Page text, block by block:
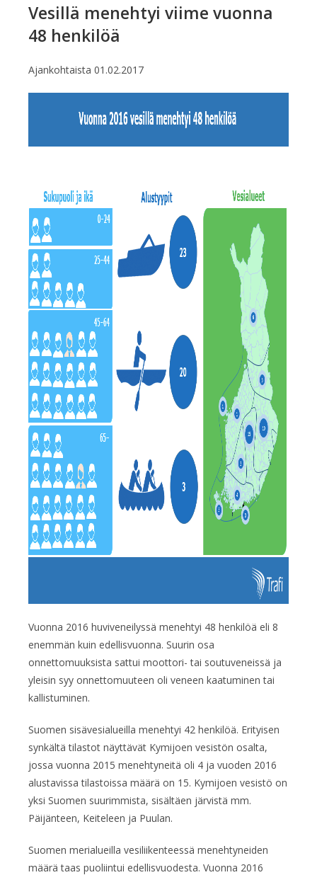
Vesillä menehtyi viime vuonna
48 henkilöä
Ajankohtaista 01.02.2017
Vuonna 2016 huviveneilyssä menehtyi 48 henkilöä eli 8
enemmän kuin edellisvuonna. Suurin osa
onnettomuuksista sattui moottori- tai soutuveneissä ja
yleisin syy onnettomuuteen oli veneen kaatuminen tai
kallistuminen.
Suomen sisävesialueilla menehtyi 42 henkilöä. Erityisen
synkältä tilastot näyttävät Kymijoen vesistön osalta,
jossa vuonna 2015 menehtyneitä oli 4 ja vuoden 2016
alustavissa tilastoissa määrä on 15. Kymijoen vesistö on
yksi Suomen suurimmista, sisältäen järvistä mm.
Päijänteen, Keiteleen ja Puulan.
Suomen merialueilla vesiliikenteessä menehtyneiden
määrä taas puoliintui edellisvuodesta. Vuonna 2016